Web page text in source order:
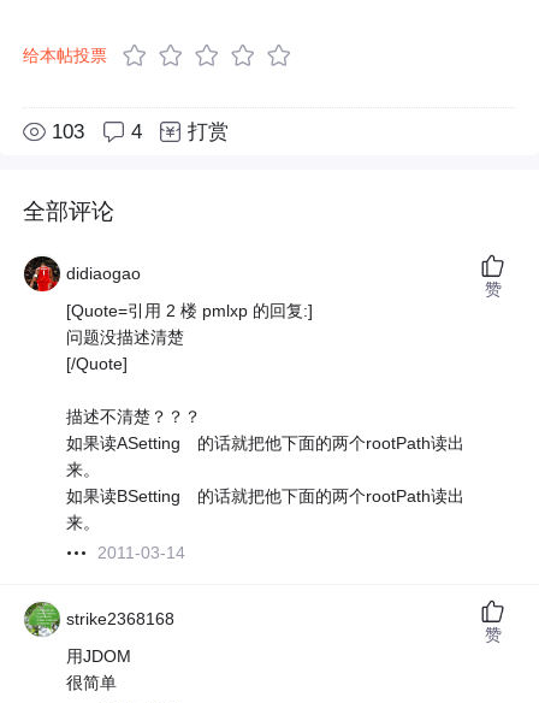
给本帖投票
103 4 打赏
全部评论
didiaogao
[Quote=引用 2 楼 pmlxp 的回复:]
问题没描述清楚
[/Quote]
描述不清楚？？？
如果读ASetting 的话就把他下面的两个rootPath读出
来。
如果读BSetting 的话就把他下面的两个rootPath读出
来。
2011-03-14
赞
strike2368168
用JDOM
很简单
赞